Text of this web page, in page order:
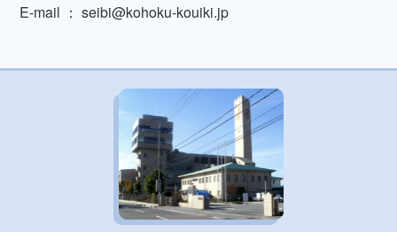
E-mail ： seibi@kohoku-kouiki.jp